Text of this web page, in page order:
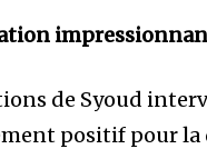
de Syoud
positif pour la